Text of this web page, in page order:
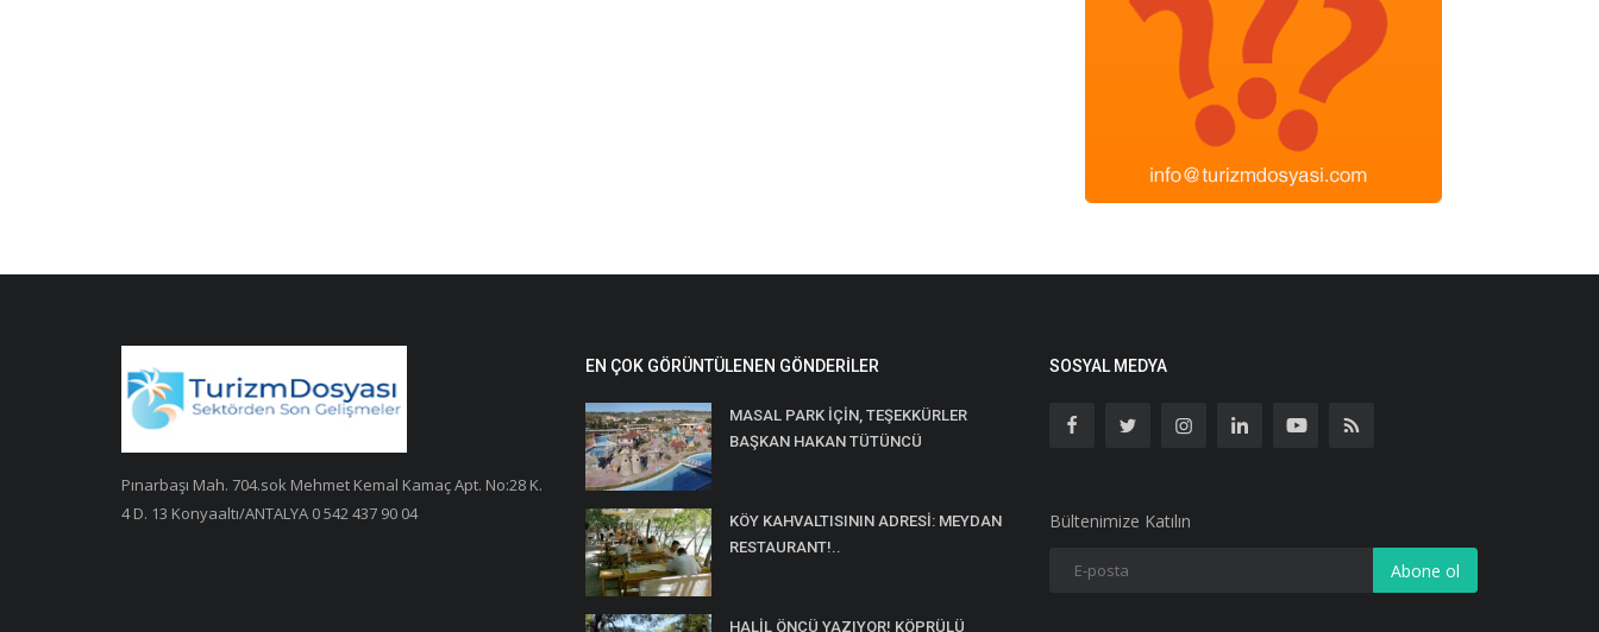
Pınarbaşı Mah. 704.sok Mehmet Kemal Kamaç Apt. No:28 K.
4 D. 13 Konyaaltı/ANTALYA 0 542 437 90 04
EN ÇOK GÖRÜNTÜLENEN GÖNDERILER
MASAL PARK İÇİN, TEŞEKKÜRLER
BAŞKAN HAKAN TÜTÜNCÜ
KÖY KAHVALTISININ ADRESİ: MEYDAN
RESTAURANT!..
HALİL ÖNCÜ YAZIYOR! KÖPRÜLÜ
SOSYAL MEDYA
Bültenimize Katılın
Abone ol